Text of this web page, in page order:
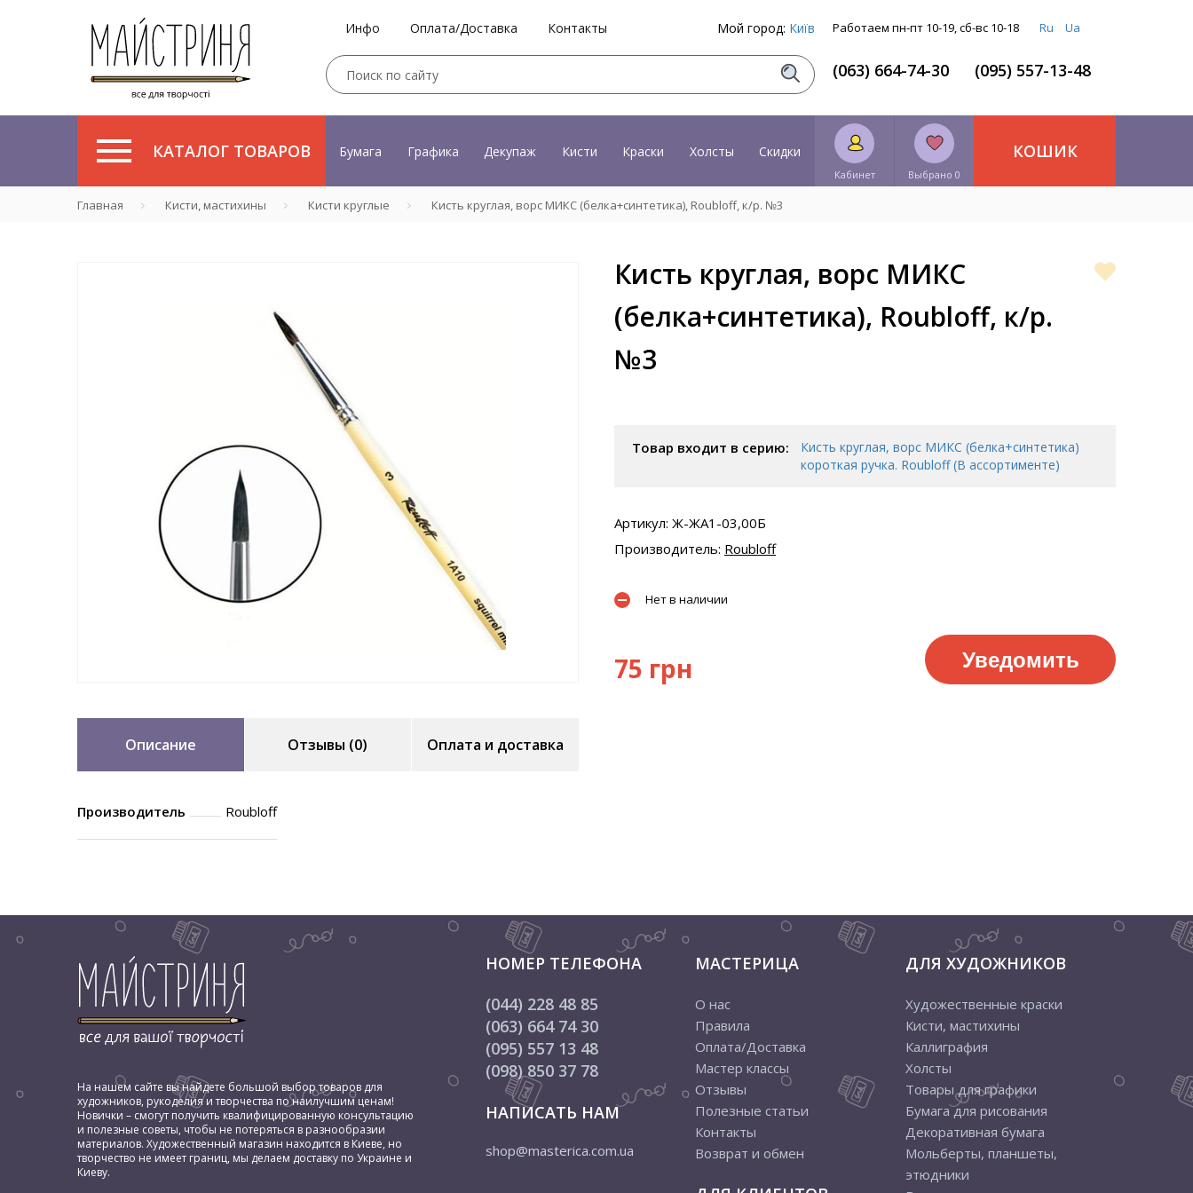
Инфо Оплата/Доставка Контакты Мой город: Київ Работаем пн-пт 10-19, сб-вс 10-18 Ru Ua
(063) 664-74-30 (095) 557-13-48
КАТАЛОГ ТОВАРОВ Бумага Графика Декупаж Кисти Краски Холсты Скидки
Кабинет Выбрано 0
КОШИК
Главная Кисти, мастихины Кисти круглые Кисть круглая, ворс МИКС (белка+синтетика), Roubloff, к/р. №3
Описание Отзывы (0) Оплата и доставка
Производитель Roubloff
Кисть круглая, ворс МИКС
(белка+синтетика), Roubloff, к/р.
№3
Товар входит в серию:
Кисть круглая, ворс МИКС (белка+синтетика)
короткая ручка. Roubloff (В ассортименте)
Артикул: Ж-ЖA1-03,00Б
Производитель: Roubloff
Нет в наличии
75 грн Уведомить
На нашем сайте вы найдете большой выбор товаров для
художников, рукоделия и творчества по наилучшим ценам!
Новички – смогут получить квалифицированную консультацию
и полезные советы, чтобы не потеряться в разнообразии
материалов. Художественный магазин находится в Киеве, но
творчество не имеет границ, мы делаем доставку по Украине и
Киеву.
НОМЕР ТЕЛЕФОНА
(044) 228 48 85
(063) 664 74 30
(095) 557 13 48
(098) 850 37 78
НАПИСАТЬ НАМ
shop@masterica.com.ua
МАСТЕРИЦА
О нас
Правила
Оплата/Доставка
Мастер классы
Отзывы
Полезные статьи
Контакты
Возврат и обмен
ДЛЯ ХУДОЖНИКОВ
Художественные краски
Кисти, мастихины
Каллиграфия
Холсты
Товары для графики
Бумага для рисования
Декоративная бумага
Мольберты, планшеты,
этюдники